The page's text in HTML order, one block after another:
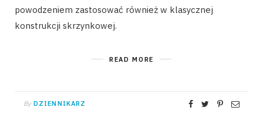
powodzeniem zastosować również w klasycznej
konstrukcji skrzynkowej.
READ MORE
By DZIENNIKARZ